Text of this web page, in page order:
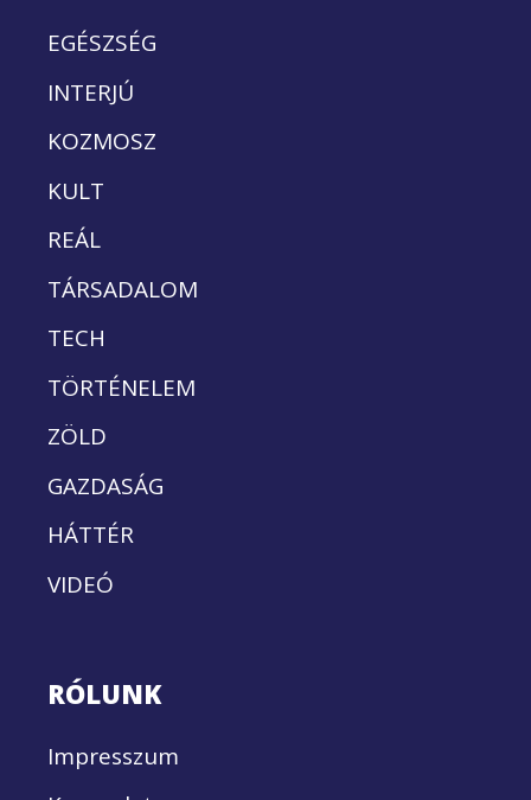
EGÉSZSÉG
INTERJÚ
KOZMOSZ
KULT
REÁL
TÁRSADALOM
TECH
TÖRTÉNELEM
ZÖLD
GAZDASÁG
HÁTTÉR
VIDEÓ
RÓLUNK
Impresszum